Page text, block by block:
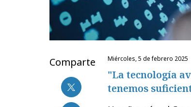
Comparte miércoles, 5 de febrero 2025
"La tecnología
tenemos